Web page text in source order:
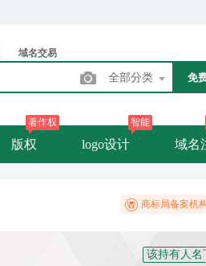
域名交易
全部分类 免
版权
著作权
logo设计
智能
域名
商标局备案机
该持有人名